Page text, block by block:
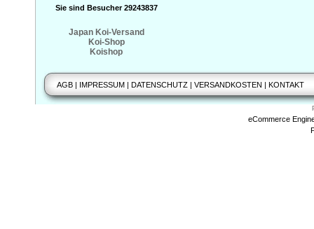
Sie sind Besucher 29243837
Japan Koi-Versand
Koi-Shop
Koishop
AGB | IMPRESSUM | DATENSCHUTZ | VERSANDKOSTEN | KONTAKT
eCommerce